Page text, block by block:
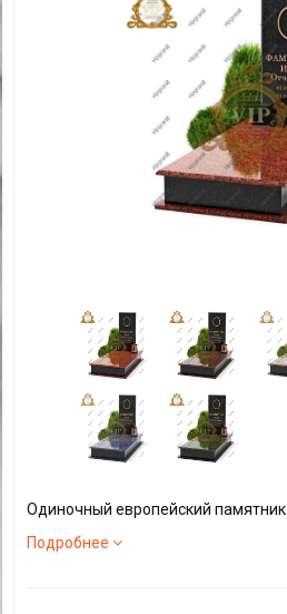
Одиночный европейский памятник
Подробнее